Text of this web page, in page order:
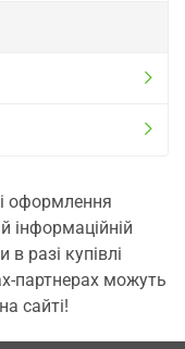
оформлення
інформаційній
разі купівлі
партнерах можуть
сайті!